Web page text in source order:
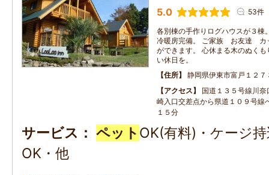
5.0 53件
各別棟の手作りログハウスが
冷暖房完備。 ご家族 お友達 カ
ができます。 心休まる木のぬく
い休日を。
住所
静岡県伊東市富戸１２７
アクセス
国道１３５号線川
崎入口交差点から県道１０９号
１５分
サービス ペット OK(有料)・ケージ
OK・他